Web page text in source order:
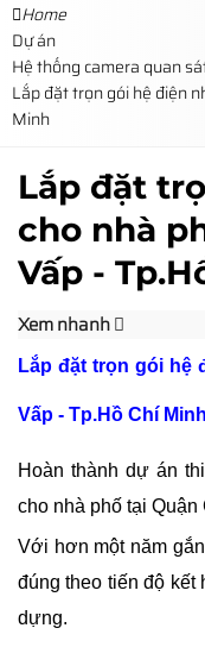
Home
Dự án
Hệ thống camera quan
Lắp đặt trọn gói hệ điện
Minh
Lắp đặt
cho nhà
Vấp -
Xem nhanh
Lắp đặt trọn gói hệ
Vấp - Tp.Hồ Chí Minh
Hoàn thành dự án
cho nhà phố tại Quận
Với hơn một năm
đúng theo tiến độ
dựng.